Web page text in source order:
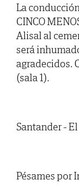
La
CINCO
Alisal al
será
agradecidos.
(sala 1).
Santander -
Pésames por